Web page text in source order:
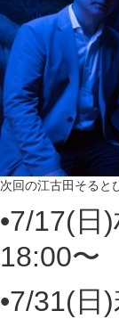
次回の江古田そると
•7/17(日
18:00〜
•7/31(日